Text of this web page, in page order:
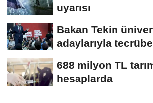
uyarısı
Bakan Tekin
adaylarıyla
688 milyon TL
hesaplarda